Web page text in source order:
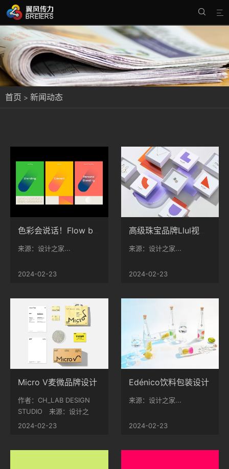


首页 > 新闻动态
来源：设计之家...
2024-02-23
高级珠宝品牌Llul视觉形象设计
来源：设计之家...
2024-02-23
Micro V麦微品牌设计
作者：CH_LAB DESIGN
STUDIO 来源：设计之
家...
2024-02-23
Edénico饮料包装设计
来源：设计之家...
2024-02-23